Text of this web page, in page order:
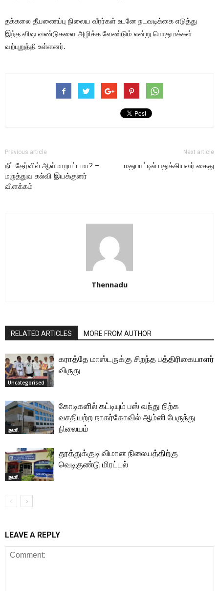
தக்கலை தீயணைப்பு நிலைய வீரர்கள் உடனே நடவடிக்கை எடுத்து
இந்த விஷ வண்டுகளை அழிக்க வேண்டும் என்று பொதுமக்கள்
வற்புறுத்தி உள்ளனர்.
Previous article
நீட் தேர்வில் ஆள்மாறாட்டமா? –
மருத்துவ கல்வி இயக்குனர்
விளக்கம்
Next article
மதுபாட்டில் பதுக்கியவர் கைது
Thennadu
RELATED ARTICLES MORE FROM AUTHOR
Uncategorised
கராத்தே மாஸ்டருக்கு சிறந்த பத்திரிகையாளர்
விருது
குமரி
கோடிகளில் கட்டியும் பஸ் வந்து நிற்க
வசதியற்ற நாகர்கோவில் ஆம்னி பேருந்து
நிலையம்
குமரி
தூத்துக்குடி விமான நிலையத்திற்கு
வெடிகுண்டு மிரட்டல்
LEAVE A REPLY